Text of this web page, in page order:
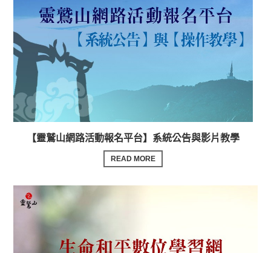
【靈鷲山網路活動報名平台】系統公告與影片教學
READ MORE